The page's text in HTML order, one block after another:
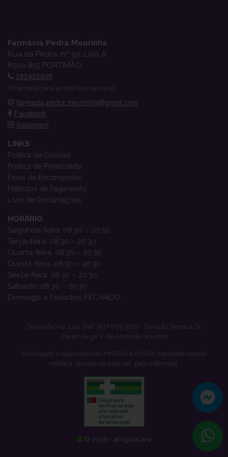
Farmácia Pedra Mourinha
Rua da Pedra, nº 59, Loja A
8500-815 PORTIMÃO
282422909
(Chamada para a rede fixa nacional)
farmacia.pedra.mourinha@gmail.com
Facebook
Instagram
LINKS
Política de Cookies
Política de Privacidade
Envio de Encomendas
Métodos de Pagamento
Livro de Reclamações
HORÁRIO
Segunda-feira: 08:30 – 20:30
Terça-feira: 08:30 – 20:30
Quarta-feira: 08:30 – 20:30
Quinta-feira: 08:30 – 20:30
Sexta-feira: 08:30 – 20:30
Sábado: 08:30 – 20:30
Domingo e Feriados: FECHADO
Oceanifarma, Lda. (NIF 507 665 970) - Direção Técnica Dr.
Paulo Jorge V. de Almeida Gouveia
Autorizado a disponibilizar MNSRM e MSRM mediante receita
médica, através da Internet, pelo Infarmed.
© 2026 - 4DigitalCare